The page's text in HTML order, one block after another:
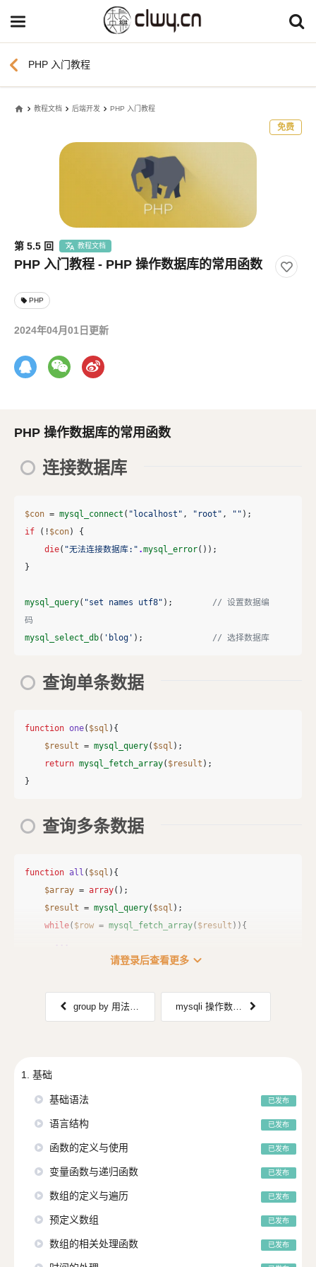
chevron_left PHP 入门教程
home 教程文档 后端开发 PHP 入门教程
免费
第 5.5 回 教程文档
PHP 入门教程 - PHP 操作数据库的常用函数
local_offer PHP
2024年04月01日更新
PHP 操作数据库的常用函数
连接数据库
$con = mysql_connect ( "localhost" , "root" , "" );
if
( ! $con)
{
die( "无法连接数据库:" .mysql_error());
}
mysql_query( "set names utf8" );
// 设置数据编
码
mysql_select_db( 'blog' ); // 选择数据库
查询单条数据
function one( $sql ){
$result = mysql_query( $sql );
return mysql_fetch_array( $result );
}
查询多条数据
function all ( $sql ){
$array = array();
$result = mysql_query( $sql );
while( $row = mysql_fetch_array( $result )){
请登录后查看更多 expand_more
1. 基础
基础语法 已发布
语言结构 已发布
函数的定义与使用 已发布
变量函数与递归函数 已发布
数组的定义与遍历 已发布
预定义数组 已发布
数组的相关处理函数 已发布